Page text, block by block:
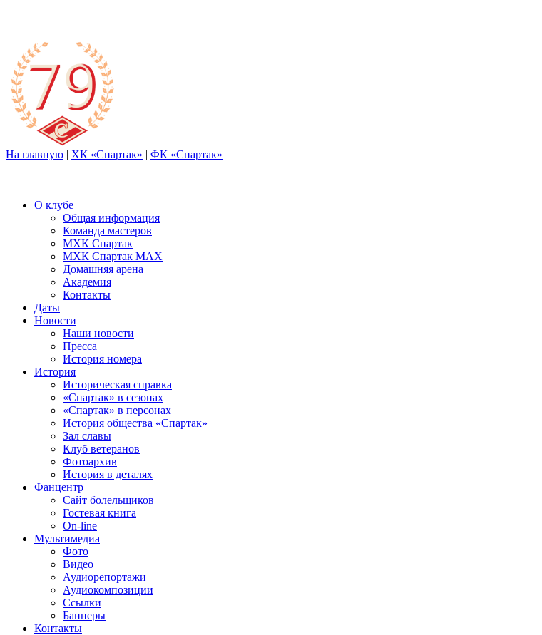
На главную | ХК «Спартак» | ФК «Спартак»
О клубе
Общая информация
Команда мастеров
МХК Спартак
МХК Спартак МАХ
Домашняя арена
Академия
Контакты
Даты
Новости
Наши новости
Пресса
История номера
История
Историческая справка
«Спартак» в сезонах
«Спартак» в персонах
История общества «Спартак»
Зал славы
Клуб ветеранов
Фотоархив
История в деталях
Фанцентр
Сайт болельщиков
Гостевая книга
On-line
Мультимедиа
Фото
Видео
Аудиорепортажи
Аудиокомпозиции
Ссылки
Баннеры
Контакты